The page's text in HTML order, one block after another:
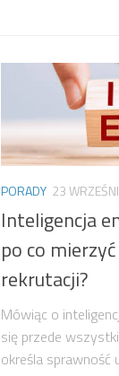
PORADY 23
Inteligencja
po co
rekrutacji?
Mówiąc o
się przede
określa sprawność